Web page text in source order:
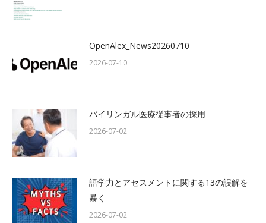
OpenAlex_News20260710
2026-07-10
バイリンガル医療従事者の採用
2026-07-02
語学力とアセスメントに関する13の誤解を
暴く
2026-07-02